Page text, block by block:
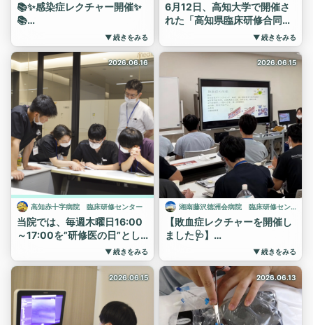
📚✨感染症レクチャー開催✨
📚
青木先生による感染症レクチ
ャーを開催しました！
当院では、年間を通じた全6
回シリーズとして、感染症診
療の基礎から実践まで体系的
に学ぶ機会を設けています。
日常診療で遭遇する感染症へ
のアプローチや抗菌薬の適正
使用など、明日からの診療に
直結する内容を、直接学べる
貴重な時間となりました。
第一線で活躍される専門家か
ら継続的に指導を受けられる
ことは、研修医・専攻医にと
って大きな魅力の一つです。
湘南藤沢徳洲会病院では、診
療科の垣根を越え、各分野の
エキスパートから直接学べる
教育環境を整えています。
次回のレクチャーも楽しみで
す！🦠💊📖
▼ 続きをみる
6月12日、高知大学で開催さ
れた「高知県臨床研修合同説
明会」に参加しました。
説明会開始直後から、当院の
ブースにはたくさんの学生が
来てくれました。
研修医の実体験に基づく活気
溢れる説明が、医学部生の心
に響いたようです。
病院見学と採用試験でまた会
えるのを楽しみにしています
😊
#高知赤十字病院 #研修医
#初期研修 #説明会 #高知
大学医学部 #病院見学受付
中
▼ 続きをみる
2026.06.16
高知赤十字病院 臨床研修センター
当院では、毎週木曜日16:00
～17:00を”研修医の日”とし
1週目は研修医同士での症例
2週目と3週目は指導医・上級
医の先生たちに講義をしても
らっています。
▼ 続きをみる
2026.06.15
湘南藤沢徳洲会病院 臨床研修センター
【敗血症レクチャーを開催し
ました🩺】
研修医向けレクチャーとして
「敗血症のマネジメント」を
テーマに勉強会を開催しまし
た。
今回のレクチャーでは、
✅ 敗血症の定義と病態生理
▼ 続きをみる
2026.06.15 2026.06.13